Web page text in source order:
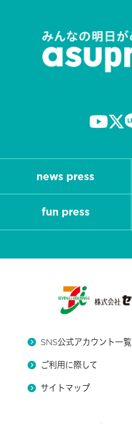
news press
fun press
SNS公式アカウント一覧
ご利用に際して
サイトマップ